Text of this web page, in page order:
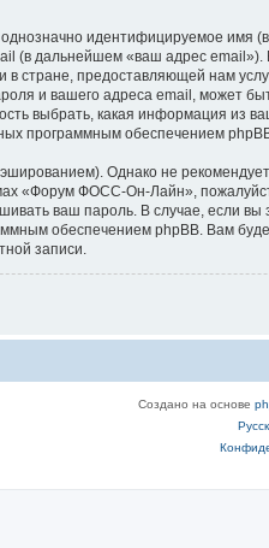
идентифицируемое
(в дальнейшем «ваш адрес
стране, предоставляющей нам
и вашего адреса email, может
выбрать, какая информация из
программным обеспечением
Однако не
«Форум ФОСС-Он-Лайн»,
ваш пароль. В случае, если
обеспечением phpBB. Вам
записи.
Создано на основе